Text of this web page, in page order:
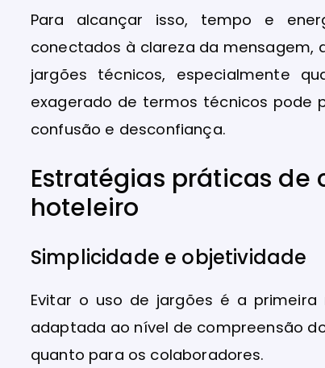
Para alcançar isso, tempo e
conectados à clareza da mensagem,
jargões técnicos, especialmente
exagerado de termos técnicos pode
confusão e desconfiança.
Estratégias práticas
hoteleiro
Simplicidade e objetividade
Evitar o uso de jargões é a
adaptada ao nível de compreensão
quanto para os colaboradores.